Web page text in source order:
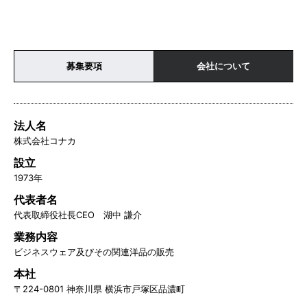
募集要項 会社について
法人名
株式会社コナカ
設立
1973年
代表者名
代表取締役社長CEO 湖中 謙介
業務内容
ビジネスウェア及びその関連洋品の販売
本社
〒224-0801 神奈川県 横浜市戸塚区品濃町